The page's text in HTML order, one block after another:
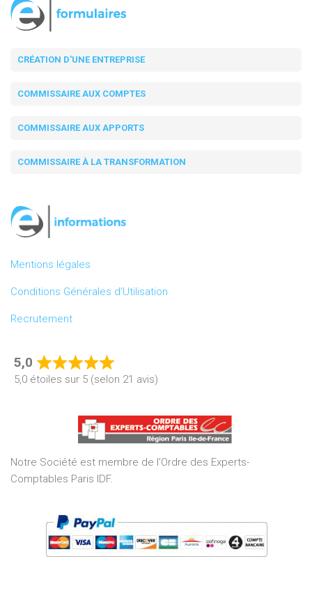
CRÉATION D'UNE ENTREPRISE
COMMISSAIRE AUX COMPTES
COMMISSAIRE AUX APPORTS
COMMISSAIRE À LA TRANSFORMATION
Mentions légales
Conditions Générales d’Utilisation
Recrutement
5,0
Rated
5,0
of
5
5,0 étoiles sur 5 (selon 21 avis)
Notre Société est membre de l’Ordre des Experts-
Comptables Paris IDF.